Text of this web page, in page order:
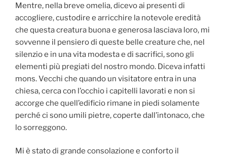
Mentre, nella breve omelia, dicevo ai presenti di
accogliere, custodire e arricchire la notevole eredità
che questa creatura buona e generosa lasciava loro, mi
sovvenne il pensiero di queste belle creature che, nel
silenzio e in una vita modesta e di sacrifici, sono gli
elementi più pregiati del nostro mondo. Diceva infatti
mons. Vecchi che quando un visitatore entra in una
chiesa, cerca con l’occhio i capitelli lavorati e non si
accorge che quell’edificio rimane in piedi solamente
perché ci sono umili pietre, coperte dall’intonaco, che
lo sorreggono.
Mi è stato di grande consolazione e conforto il